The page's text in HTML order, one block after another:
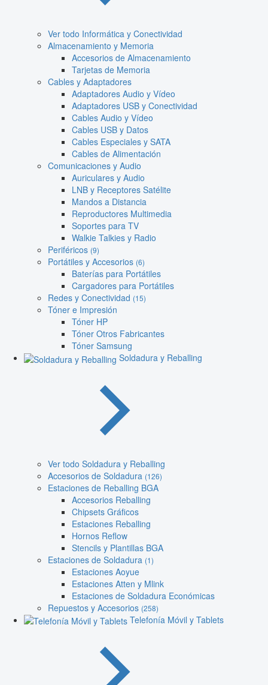
Ver todo Informática y Conectividad
Almacenamiento y Memoria
Accesorios de Almacenamiento
Tarjetas de Memoria
Cables y Adaptadores
Adaptadores Audio y Vídeo
Adaptadores USB y Conectividad
Cables Audio y Vídeo
Cables USB y Datos
Cables Especiales y SATA
Cables de Alimentación
Comunicaciones y Audio
Auriculares y Audio
LNB y Receptores Satélite
Mandos a Distancia
Reproductores Multimedia
Soportes para TV
Walkie Talkies y Radio
Periféricos (9)
Portátiles y Accesorios (6)
Baterías para Portátiles
Cargadores para Portátiles
Redes y Conectividad (15)
Tóner e Impresión
Tóner HP
Tóner Otros Fabricantes
Tóner Samsung
Soldadura y Reballing
Ver todo Soldadura y Reballing
Accesorios de Soldadura (126)
Estaciones de Reballing BGA
Accesorios Reballing
Chipsets Gráficos
Estaciones Reballing
Hornos Reflow
Stencils y Plantillas BGA
Estaciones de Soldadura (1)
Estaciones Aoyue
Estaciones Atten y Mlink
Estaciones de Soldadura Económicas
Repuestos y Accesorios (258)
Telefonía Móvil y Tablets